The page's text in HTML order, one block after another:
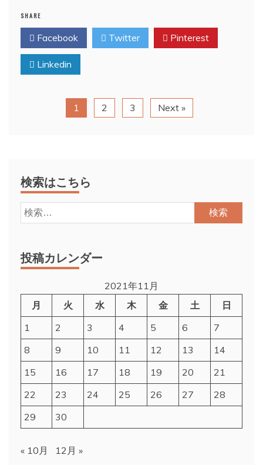
SHARE
Facebook Twitter Pinterest
Linkedin
1 2 3 Next »
検索はこちら
検
索:
投稿カレンダー
2021年11月
月
火 水 木 金 土
日
1
2 3 4 5 6
7
8
9 10 11 12 13
14
15
16 17 18 19 20
21
22
23 24 25 26 27
28
29
30
« 10月 12月 »